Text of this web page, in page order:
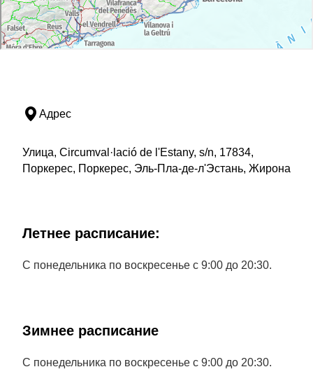
Адрес
Улица, Circumval·lació de l'Estany, s/n, 17834,
Поркерес, Поркерес, Эль-Пла-де-л'Эстань, Жирона
Летнее расписание:
С понедельника по воскресенье с 9:00 до 20:30.
Зимнее расписание
С понедельника по воскресенье с 9:00 до 20:30.